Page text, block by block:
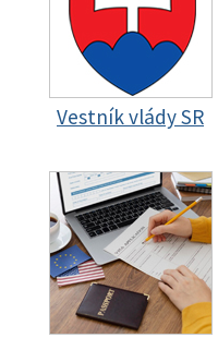
Vestník vlády SR